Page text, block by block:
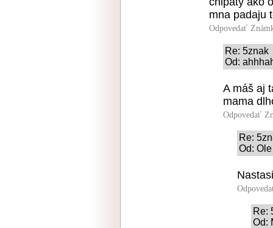
mna padaju
Odpovedať
Re: 5znak
Od:
A máš aj
mama
Odpovedať
Re:
Od:
Re:
Od: